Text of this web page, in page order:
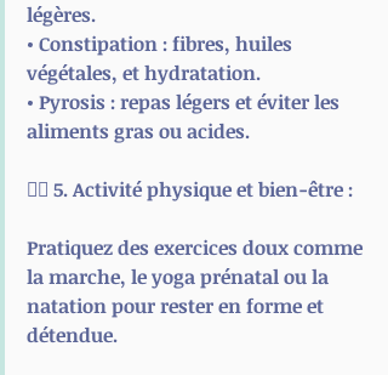
légères.
• Constipation : fibres, huiles
végétales, et hydratation.
• Pyrosis : repas légers et éviter les
aliments gras ou acides.
🧘‍♀️ 5. Activité physique et bien-être :
Pratiquez des exercices doux comme
la marche, le yoga prénatal ou la
natation pour rester en forme et
détendue.